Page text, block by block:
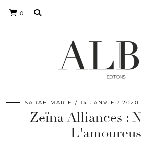
0
SARAH MARIE 14 JANVIER 2020
Zeïna Alliances :